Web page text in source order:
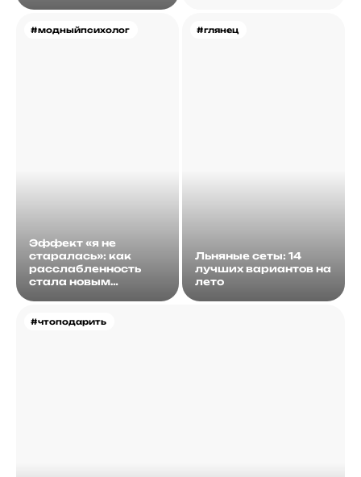
#модныйпсихолог
Эффект «я не
старалась»: как
расслабленность
стала новым
#чтоподарить
#глянец
Льняные сеты: 14
лучших вариантов на
лето